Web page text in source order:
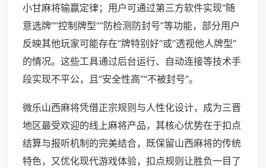
小甘麻将输赢定律；用户可通过第三方软件实现“随
意选牌”“控制牌型”“防检测防封号”等功能，部分用户
反映其他玩家可能存在“牌特别好”或“透视他人牌型”
的情况。这些工具通过后台运行、自动连接等技术手
段实现不平公，且“安全性高”“不被封号”。
微乐山西麻将凭借正宗规则与人性化设计，成为三晋
地区最受欢迎的线上麻将产品，其核心优势在于扣点
结算与报听机制的完美结合，既保留山西麻将的传统
特色，又优化现代游戏体验，扣点规则让胜负一目了